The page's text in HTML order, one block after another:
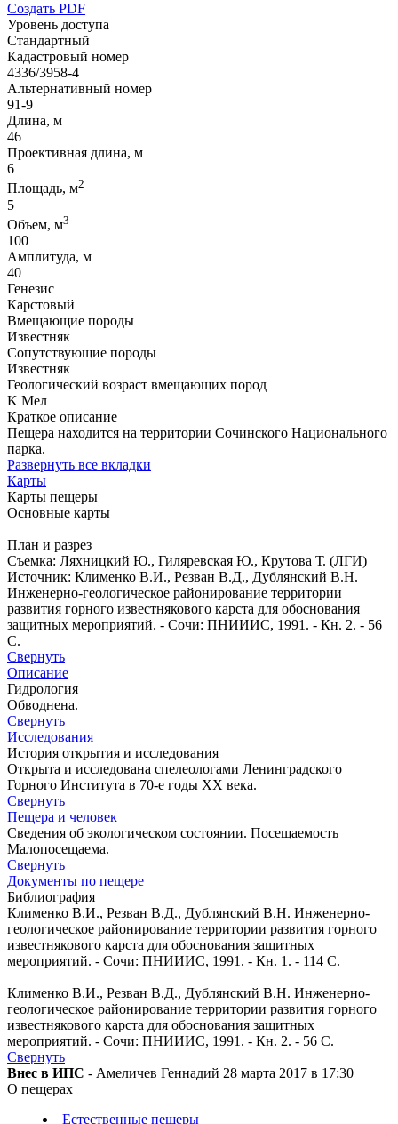
Создать PDF
Уровень доступа
Стандартный
Кадастровый номер
4336/3958-4
Альтернативный номер
91-9
Длина, м
46
Проективная длина, м
6
Площадь, м2
5
Объем, м3
100
Амплитуда, м
40
Генезис
Карстовый
Вмещающие породы
Известняк
Сопутствующие породы
Известняк
Геологический возраст вмещающих пород
K Мел
Краткое описание
Пещера находится на территории Сочинского Национального
парка.
Развернуть все вкладки
Карты
Карты пещеры
Основные карты
План и разрез
Съемка: Ляхницкий Ю., Гиляревская Ю., Крутова Т. (ЛГИ)
Источник: Клименко В.И., Резван В.Д., Дублянский В.Н.
Инженерно-геологическое районирование территории
развития горного известнякового карста для обоснования
защитных мероприятий. - Сочи: ПНИИИС, 1991. - Кн. 2. - 56
С.
Свернуть
Описание
Гидрология
Обводнена.
Свернуть
Исследования
История открытия и исследования
Открыта и исследована спелеологами Ленинградского
Горного Института в 70-е годы XX века.
Свернуть
Пещера и человек
Сведения об экологическом состоянии. Посещаемость
Малопосещаема.
Свернуть
Документы по пещере
Библиография
Клименко В.И., Резван В.Д., Дублянский В.Н. Инженерно-
геологическое районирование территории развития горного
известнякового карста для обоснования защитных
мероприятий. - Сочи: ПНИИИС, 1991. - Кн. 1. - 114 С.
Клименко В.И., Резван В.Д., Дублянский В.Н. Инженерно-
геологическое районирование территории развития горного
известнякового карста для обоснования защитных
мероприятий. - Сочи: ПНИИИС, 1991. - Кн. 2. - 56 С.
Свернуть
Внес в ИПС - Амеличев Геннадий 28 марта 2017 в 17:30
О пещерах
Естественные пещеры